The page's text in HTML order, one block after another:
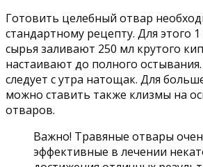
Готовить целебный отвар
стандартному рецепту. Для этого 1
сырья заливают 250 мл крутого
настаивают до полного
следует с утра натощак. Для
можно ставить также клизмы на
отваров.
Важно! Травяные отвары
эффективные в лечении